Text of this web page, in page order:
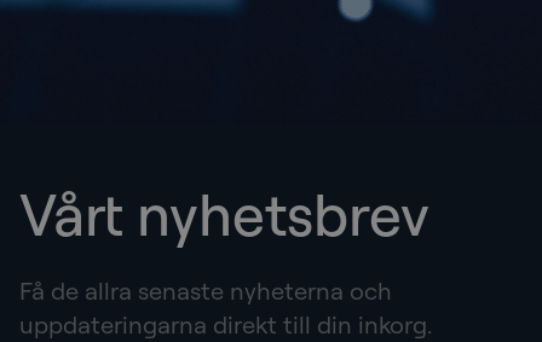
Vårt nyhetsbrev
Få de allra senaste nyheterna och
uppdateringarna direkt till din inkorg.